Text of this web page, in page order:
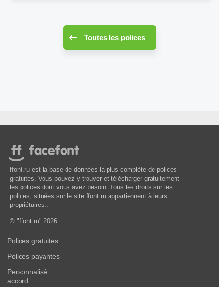
Toutes les polices
ffont.ru est la base de données la plus complète de polices
gratuites. Vous pouvez y trouver et télécharger gratuitement
les polices dont vous avez besoin. Tous les droits sur les
polices, situées sur le site ffont.ru appartiennent à leurs
propriétaires..
© "ffont.ru" 2026
Polices gratuites
Polices payantes
Personnalisé
accord